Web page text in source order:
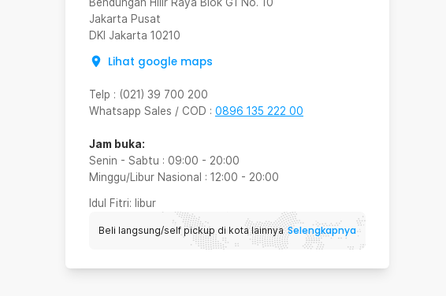
Jakarta Pusat
DKI Jakarta 10210
Lihat google maps
Telp : (021) 39 700 200
Whatsapp Sales / COD : 0896 135 222 00
Jam buka:
Senin - Sabtu : 09:00 - 20:00
Minggu/Libur Nasional : 12:00 - 20:00
Idul Fitri: libur
Beli langsung/self pickup di kota lainnya Selengkapnya